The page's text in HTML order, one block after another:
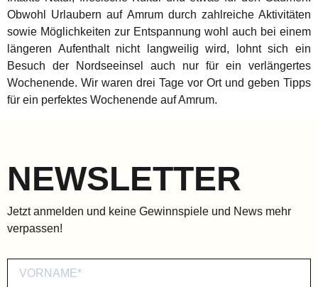
Obwohl Urlaubern auf Amrum durch zahlreiche Aktivitäten
sowie Möglichkeiten zur Entspannung wohl auch bei einem
längeren Aufenthalt nicht langweilig wird, lohnt sich ein
Besuch der Nordseeinsel auch nur für ein verlängertes
Wochenende. Wir waren drei Tage vor Ort und geben Tipps
für ein perfektes Wochenende auf Amrum.
NEWSLETTER
Jetzt anmelden und keine Gewinnspiele und News mehr
verpassen!